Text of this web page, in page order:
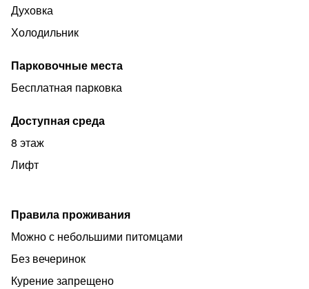
решите проблемы со стиркой и глажкой одежды, а так
же приготовлением любимых блюд. Кроме того, Вам не
придется далеко ходить за необходимыми продуктами.
До ближайшего супермаркета всего лишь 5 минут
пешком. Столько же времени Вы потратите, чтобы
дойти до ближайшего вкусного ресторана, банкомата и
Духовка
Холодильник
Парковочные места
Бесплатная парковка
Доступная среда
8 этаж
Лифт
Правила проживания
Можно с небольшими питомцами
Без вечеринок
Курение запрещено